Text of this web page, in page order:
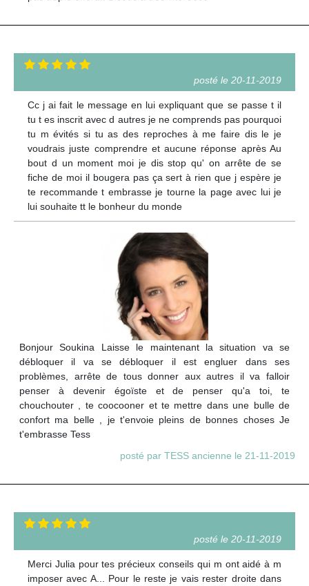
posté le 20-11-2019
Cc j ai fait le message en lui expliquant que se passe t il
tu t es inscrit avec d autres je ne comprends pas pourquoi
tu m évités si tu as des reproches à me faire dis le je
voudrais juste comprendre et aucune réponse après Au
bout d un moment moi je dis stop qu' on arrête de se
fiche de moi il bougera pas ça sert à rien que j espère je
te recommande t embrasse je tourne la page avec lui je
lui souhaite tt le bonheur du monde
Bonjour Soukina Laisse le maintenant la situation va se
débloquer il va se débloquer il est engluer dans ses
problèmes, arrête de tous donner aux autres il va falloir
penser à devenir égoïste et de penser qu'a toi, te
chouchouter , te coocooner et te mettre dans une bulle de
confort ma belle , je t'envoie pleins de bonnes choses Je
t'embrasse Tess
posté par TESS ancienne le 21-11-2019
posté le 20-11-2019
Merci Julia pour tes précieux conseils qui m ont aidé à m
imposer avec A... Pour le reste je vais rester droite dans